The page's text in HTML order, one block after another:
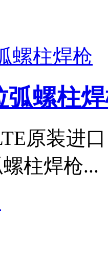
螺柱焊枪
弧螺柱
原装进
柱焊枪...